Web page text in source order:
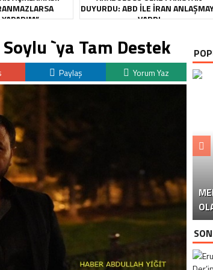
DUYURDU: ABD ILE İRAN
VARDI
`ya Tam Destek
Paylaş Yorum Yaz